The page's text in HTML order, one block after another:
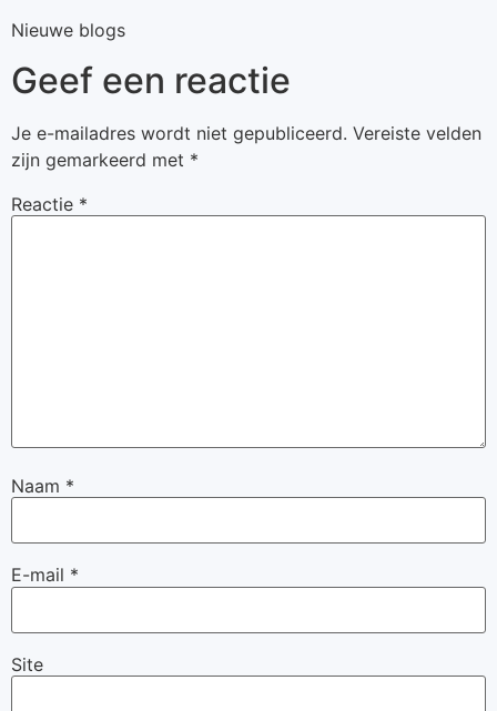
Nieuwe blogs
Geef een reactie
Je e-mailadres wordt niet gepubliceerd. Vereiste velden
zijn gemarkeerd met *
Reactie *
Naam *
E-mail *
Site